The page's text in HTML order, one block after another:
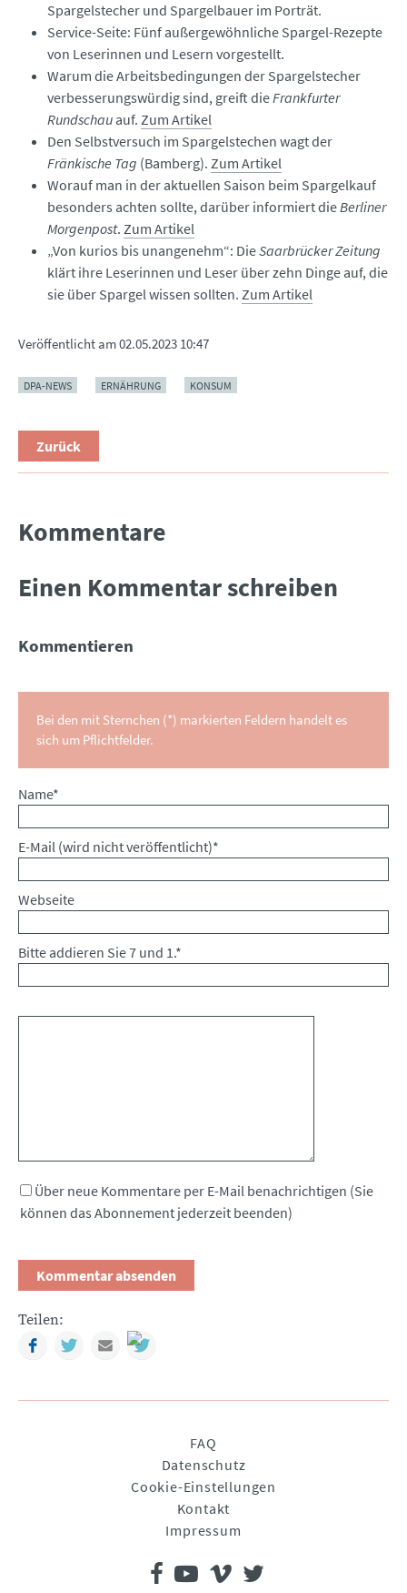
Spargelstecher und Spargelbauer im Porträt.
Service-Seite: Fünf außergewöhnliche Spargel-Rezepte
von Leserinnen und Lesern vorgestellt.
Warum die Arbeitsbedingungen der Spargelstecher
verbesserungswürdig sind, greift dieFrankfurter
Rundschau auf. Zum Artikel
Den Selbstversuch im Spargelstechen wagt der
Fränkische Tag (Bamberg). Zum Artikel
Worauf man in der aktuellen Saison beim Spargelkauf
besonders achten sollte, darüber informiert dieBerliner
Morgenpost. Zum Artikel
„Von kurios bis unangenehm“: DieSaarbrücker Zeitung
klärt ihre Leserinnen und Leser über zehn Dinge auf, die
sie über Spargel wissen sollten. Zum Artikel
Veröffentlicht am02.05.2023 10:47
DPA-NEWS ERNÄHRUNG KONSUM
Zurück
Kommentare
Einen Kommentar schreiben
Kommentieren
Bei den mit Sternchen (*) markierten Feldern handelt es
sich um Pflichtfelder.
Pflichtfeld
Name*
Pflichtfeld
E-Mail (wird nicht veröffentlicht)*
Webseite
Bitte addieren Sie 7 und 1.*
Über neue Kommentare per E-Mail benachrichtigen (Sie
können das Abonnement jederzeit beenden)
Teilen:
FacebookTwitterMail
FAQ
Datenschutz
Cookie-Einstellungen
Kontakt
Impressum